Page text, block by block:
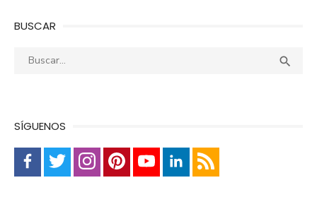
BUSCAR
Buscar: 
SÍGUENOS